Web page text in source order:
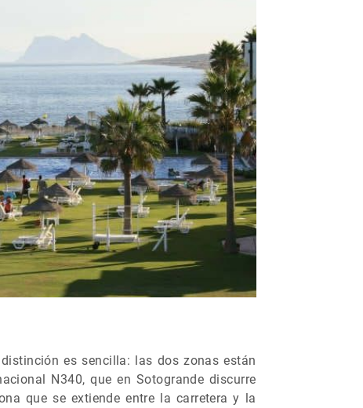
es sencilla: las dos zonas están
N340, que en Sotogrande discurre
que se extiende entre la carretera y la